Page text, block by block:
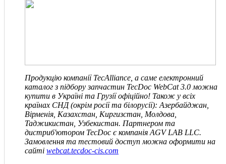
Продукцію компанії TecAlliance, а саме електронний
каталог з підбору запчастин TecDoc WebCat 3.0 можна
купити в Україні та Грузії офіційно! Також у всіх
країнах СНД(окрім росії та білорусії): Азербайджан,
Вірменія, Казахстан, Киргизстан, Молдова,
Таджикистан, Узбекистан. Партнером та
дистриб'ютором TecDoc є компанія AGV LAB LLC.
Замовлення та тестовий доступ можна оформити на
сайті webcat.tecdoc-cis.com